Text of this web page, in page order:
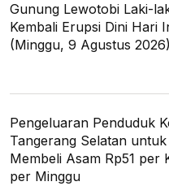
Gunung Lewotobi Laki-
Kembali Erupsi Dini Hari
(Minggu, 9 Agustus 2026)
Pengeluaran Penduduk
Tangerang Selatan untuk
Membeli Asam Rp51 per
per Minggu